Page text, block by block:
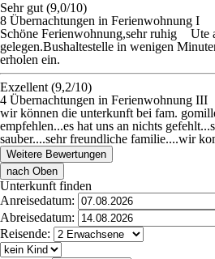
Sehr gut (9,0/10)
8 Übernachtungen in Ferienwohnung I
Ute
Schöne Ferienwohnung,sehr ruhig
gelegen.Bushaltestelle in wenigen
erholen ein.
Exzellent (9,2/10)
4 Übernachtungen in Ferienwohnung III
wir können die unterkunft bei fam.
empfehlen...es hat uns an nichts
sauber....sehr freundliche familie....wir
Weitere Bewertungen
nach Oben
Unterkunft finden
Anreisedatum:
Abreisedatum:
Reisende: